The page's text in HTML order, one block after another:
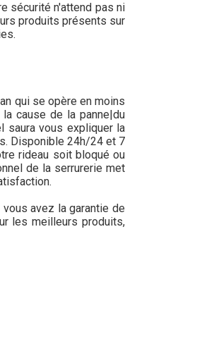
sécurité n'attend pas ni
produits présents sur
qui se opère en moins
cause de la panne|du
saura vous expliquer la
Disponible 24h/24 et 7
rideau soit bloqué ou
de la serrurerie met
avez la garantie de
les meilleurs produits,